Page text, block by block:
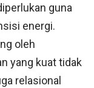
guna
energi.
oleh
yang kuat tidak
relasional